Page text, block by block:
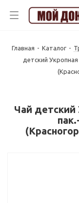
Главная - Каталог -
детский
Чай детский